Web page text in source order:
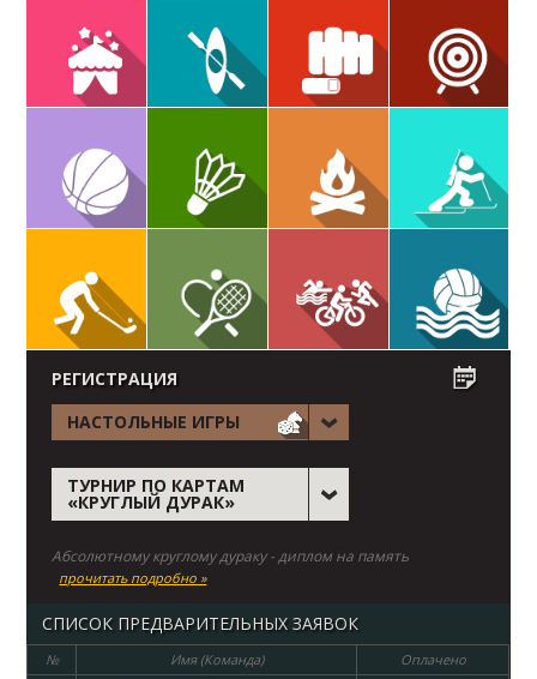
РЕГИСТРАЦИЯ
НАСТОЛЬНЫЕ ИГРЫ
ТУРНИР ПО КАРТАМ
«КРУГЛЫЙ ДУРАК»
Абсолютному круглому дураку - диплом на память
прочитать подробно »
СПИСОК ПРЕДВАРИТЕЛЬНЫХ ЗАЯВОК
№ Имя (Команда)
Оплачено